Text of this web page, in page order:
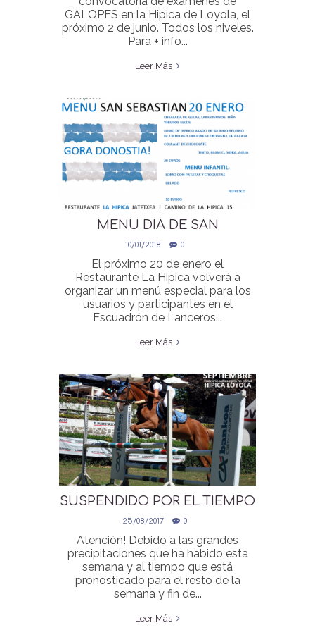
GALOPES en la Hipica de Loyola, el
próximo 2 de junio. Todos los niveles.
Para + info...
Leer Más
MENU DIA DE SAN
SEBASTIAN
10/01/2018 0
El próximo 20 de enero el
Restaurante La Hipica volverá a
organizar un menú especial para los
usuarios y participantes en el
Escuadrón de Lanceros...
Leer Más
SUSPENDIDO POR EL TIEMPO
EL CONCURSO 16-17
SEPTIEMBRE
25/08/2017 0
Atención! Debido a las grandes
precipitaciones que ha habido esta
semana y al tiempo que está
pronosticado para el resto de la
semana y fin de...
Leer Más